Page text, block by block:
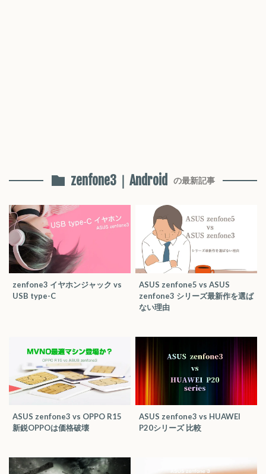
zenfone3｜Android の最新記事
zenfone3 イヤホンジャック vs
USB type-C
ASUS zenfone5 vs ASUS
zenfone3 シリーズ最新作を選ば
ない理由
ASUS zenfone3 vs OPPO R15
新鋭OPPOは価格破壊
ASUS zenfone3 vs HUAWEI
P20シリーズ 比較